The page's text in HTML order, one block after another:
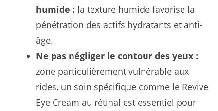
humide : la texture humide favorise la
pénétration des actifs hydratants et anti-
âge.
Ne pas négliger le contour des yeux :
zone particulièrement vulnérable aux
rides, un soin spécifique comme le Revive
Eye Cream au rétinal est essentiel pour